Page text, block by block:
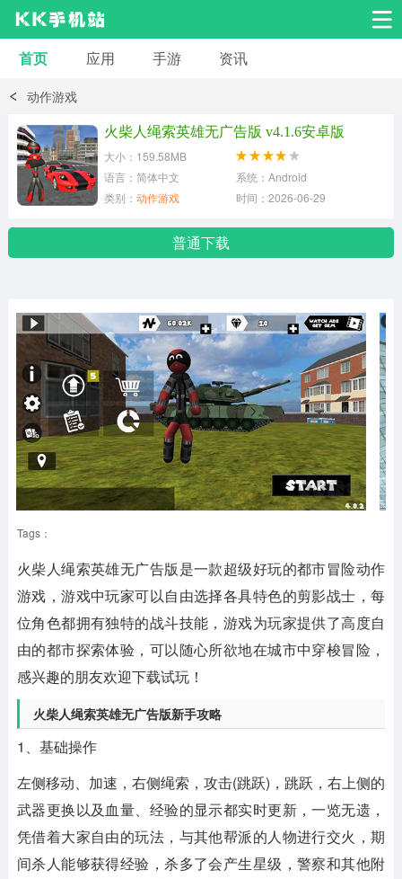
安卓应用
小说漫画
金融理财 新闻资讯 游戏辅助
安卓其它
首页 应用 手游 资讯
动作游戏
火柴人绳索英雄无广告版 v4.1.6安卓版
大小：159.58MB
语言：简体中文
系统：Android
类别： 动作游戏 时间：2026-06-29
普通下载
Tags：
火柴人绳索英雄无广告版是一款超级好玩的都市冒险动作
游戏，游戏中玩家可以自由选择各具特色的剪影战士，每
位角色都拥有独特的战斗技能，游戏为玩家提供了高度自
由的都市探索体验，可以随心所欲地在城市中穿梭冒险，
感兴趣的朋友欢迎下载试玩！
火柴人绳索英雄无广告版新手攻略
1、基础操作
左侧移动、加速，右侧绳索，攻击(跳跃)，跳跃，右上侧的
武器更换以及血量、经验的显示都实时更新，一览无遗，
凭借着大家自由的玩法，与其他帮派的人物进行交火，期
间杀人能够获得经验，杀多了会产生星级，警察和其他附